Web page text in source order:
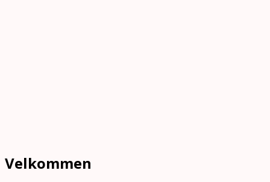
Velkommen